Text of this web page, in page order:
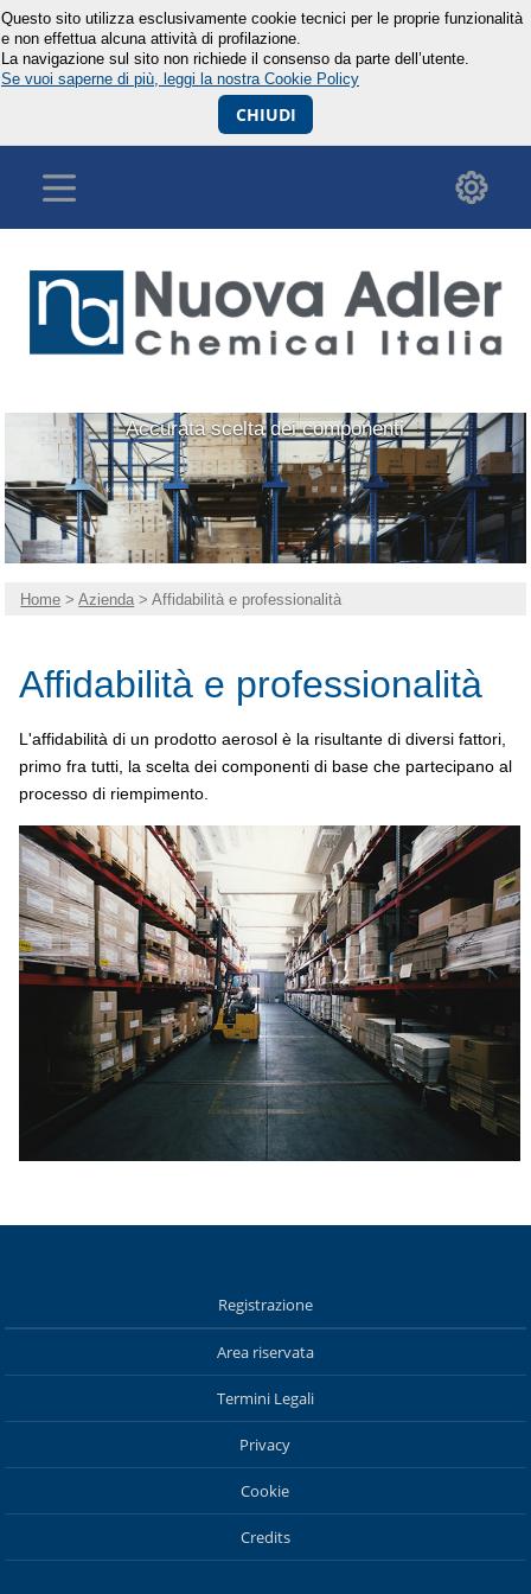
Questo sito utilizza esclusivamente cookie tecnici per le proprie funzionalità
e non effettua alcuna attività di profilazione.
La navigazione sul sito non richiede il consenso da parte dell’utente.
Se vuoi saperne di più, leggi la nostra Cookie Policy
CHIUDI
Accurata scelta dei componenti
Home >Azienda > Affidabilità e professionalità
Affidabilità e professionalità
L'affidabilità di un prodotto aerosol è la risultante di diversi fattori,
primo fra tutti, la scelta dei componenti di base che partecipano al
processo di riempimento.
Registrazione
Area riservata
Termini Legali
Privacy
Cookie
Credits